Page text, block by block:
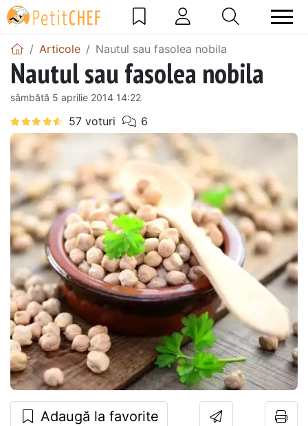
Articole Nautul sau fasolea nobila
Nautul sau fasolea nobila
sâmbătă 5 aprilie 2014 14:22
Adaugă la favorite